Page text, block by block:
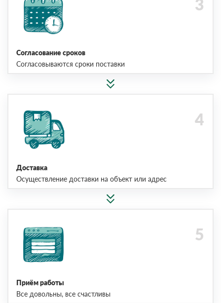
Согласование сроков
Согласовываются сроки поставки
Доставка
Осуществление доставки на объект или адрес
Приём работы
Все довольны, все счастливы